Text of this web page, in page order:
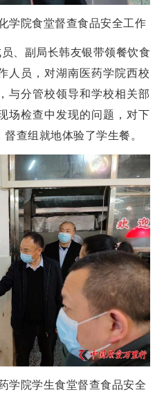
院食堂督查食品安全工作
副局长韩友银带领餐饮食
人员，对湖南医药学院西校
与分管校领导和学校相关部
场检查中发现的问题，对下
查组就地体验了学生餐。
院学生食堂督查食品安全